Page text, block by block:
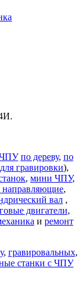
ЧПУ по дереву, по
гравировки),
, мини ЧПУ,
,
вал ,
двигатели,
и ремонт
, гравировальных,
станки с ЧПУ